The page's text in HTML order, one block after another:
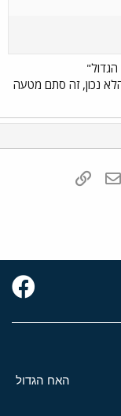
נכון, זה סתם מטעה
דואר אלקטרוני
האח הגדול